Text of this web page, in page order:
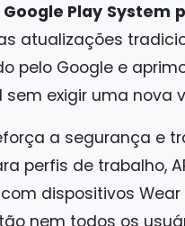
Play System
atualizações
pelo Google e
sem exigir uma nova
a segurança e
perfis de trabalho,
dispositivos
nem todos os